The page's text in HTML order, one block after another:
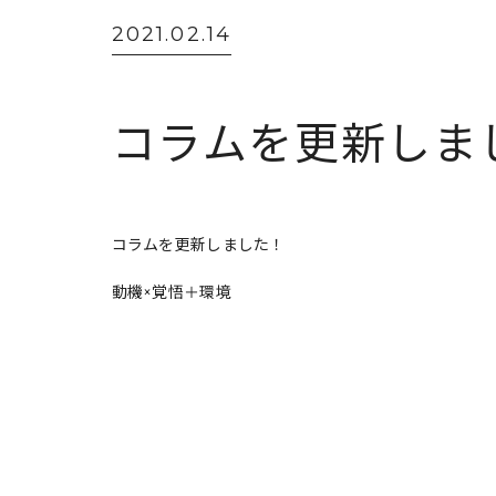
2021.02.14
コラムを更新しま
コラムを更新しました！
動機×覚悟＋環境